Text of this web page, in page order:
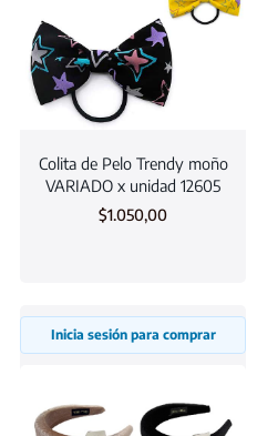
Colita de Pelo Trendy moño
VARIADO x unidad 12605
$1.050,00
Inicia sesión para comprar